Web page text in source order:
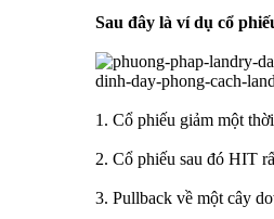
Sau đây là ví dụ cổ
1. Cổ phiếu giảm một
2. Cổ phiếu sau đó HIT
3. Pullback về một cây